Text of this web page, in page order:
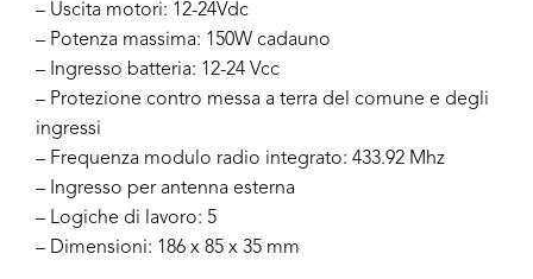
– Uscita motori: 12-24Vdc
– Potenza massima: 150W cadauno
– Ingresso batteria: 12-24 Vcc
– Protezione contro messa a terra del comune e degli
ingressi
– Frequenza modulo radio integrato: 433.92 Mhz
– Ingresso per antenna esterna
– Logiche di lavoro: 5
– Dimensioni: 186 x 85 x 35 mm